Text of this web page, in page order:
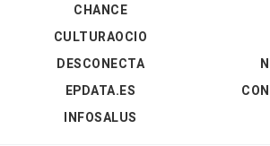
CHANCE
CULTURAOCIO
DESCONECTA
EPDATA.ES
INFOSALUS